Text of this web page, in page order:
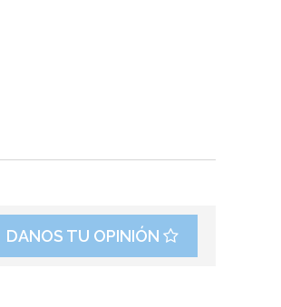
DANOS TU OPINIÓN